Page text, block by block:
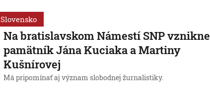
Slovensko
Na bratislavskom Námestí SNP vznikne
pamätník Jána Kuciaka a Martiny
Kušnírovej
Má pripomínať aj význam slobodnej žurnalistiky.